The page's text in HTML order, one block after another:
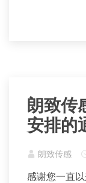
朗致传
安排的
朗致传感
感谢您一直